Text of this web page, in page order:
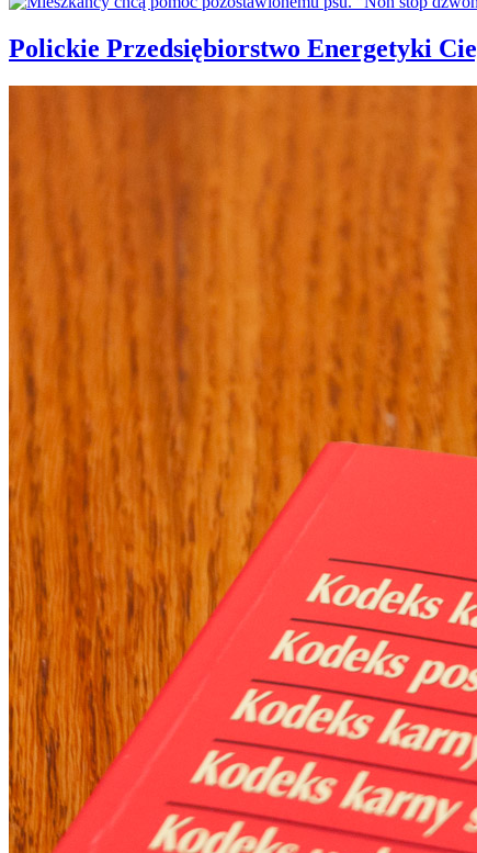
Polickie Przedsiębiorstwo Energetyki